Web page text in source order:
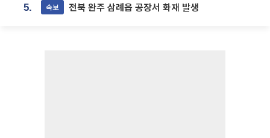
5. 속보 전북 완주 삼례읍 공장서 화재 발생